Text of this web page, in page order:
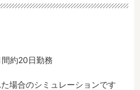
約20日勤務
場合のシミュレーションです
認可外保育園
児童発達支援事業所
テンダーの運営施設